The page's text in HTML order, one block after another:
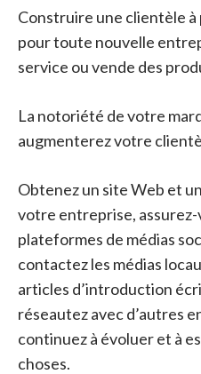
Construire une clientèle
pour toute nouvelle
service ou vende des
La notoriété de votre
augmenterez votre
Obtenez un site Web et
votre entreprise, assurez-
plateformes de médias
contactez les médias
articles d’introduction
réseautez avec d’autres
continuez à évoluer et à
choses.